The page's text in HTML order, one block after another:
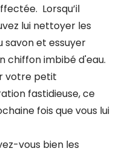
Lorsqu’il
lui nettoyer les
savon et essuyer
chiffon imbibé d'eau.
votre petit
fastidieuse, ce
fois que vous lui
vous bien les